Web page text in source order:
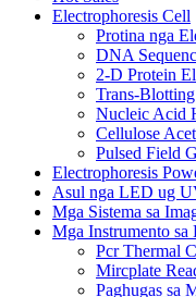
Electrophoresis Cell
Protina nga
DNA
2-D Protein
Trans-
Nucleic Acid
Cellulose
Pulsed Field
Electrophoresis
Asul nga LED ug
Mga Sistema sa
Mga Instrumento sa
Pcr Thermal
Mircplate
Paghugas sa